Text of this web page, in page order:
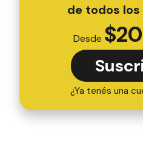
de todos
Desde $
¿Ya tenés una